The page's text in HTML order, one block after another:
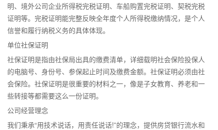
明、境外公司企业所得税完税证明、车船购置完税证明、契税完税
证明等。完税证明能完整反映全年度个人所得税缴纳情况，是个人
信誉和履行纳税义务的具体体现。
单位社保证明
社保证明是指由社保局出具的缴费清单，详细载明社会保险投保人
的电脑号、身份号、参保起止时间及缴费金额。社保证明必须由社
会保险。社保证明是很重要的材料之一，像是子女教育、养老和一
些转接等都需要这么一份证明。
公司经营理念
我们秉承“用技术说话，用责任说话!”的理念，提供房贷银行流水和